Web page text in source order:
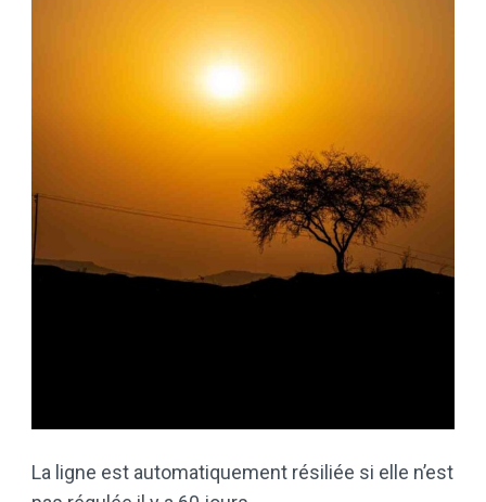
La ligne est automatiquement résiliée si elle n’est